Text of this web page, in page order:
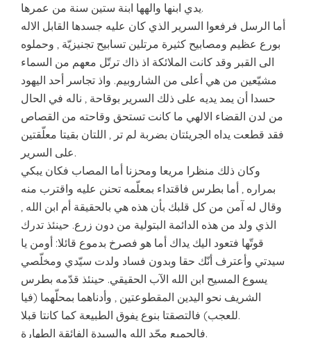
يدي ابنها والهها ابنة ستين سنة من عمرها.
أما الرسل فرفعوا السرير الذي كان عليه جسدها القابل الاله
بورع عظيم ومصابيح كثيرة مرتلين تسابيح تجنيزيّة , وحملوه
الى القبر وقد كانت الملائكة اذ ذاك ترتّل معهم من السماء
مشيّعين من هي أعلى من الشاروبيم. واذ تجاسر أحد اليهود
حسدا أن يمد يديه على ذلك السرير بوقاحة , ناله في الحال
من لدن القضاء الالهي ما كانت تستحق وقاحته من القصاص
فقد قطعت يداه الجريئتان بضربة لم تر , اللتان بقيتا معلّقتين
على السرير.
وكان ذلك منظرا مريعا ومحزنا أما المصاب فكان يبكي
بمراره , أما بطرس فاقتداء بمعلّمه تحنن عليه واقترب منه
وقال له آمن من كل قلبك بأن هذه هي بالحقيقة أم ابن الله ,
الذي ولد من هذه الدائمة البتولية من دون زرع. حينئذ تدرك
قوتّها فتعود اليك يداك أما هو فصرخ بدموع قائلا: أومن يا
سيدتي وأعترف أنّك حقا وبدون فساد ولدت سيّدي ومخلّصي
يسوع المسيح ابن الله الآب الحقيقي. حينئذ قدّمه بطرس
الشريف نحو اليدين المقطوعتين , وأدناهما بمحلّهما (فيا
للعجب) فالتصقتا بنوع يفوق الطبيعة كما كانتا قبلا.
فالجميع مجّد الله والسيدة الفائقة الطهارة.